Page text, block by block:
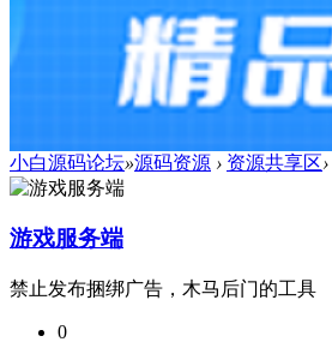
小白源码论坛»源码资源 › 资源共享区›
游戏服务端
禁止发布捆绑广告，木马后门的工具
0